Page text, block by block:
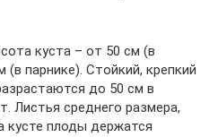
куста – от 50 см (в
парнике). Стойкий, крепкий
до 50 см в
Листья среднего размера,
кусте плоды держатся